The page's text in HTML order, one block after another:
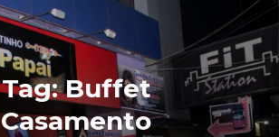
Tag: Buffet
Casamento